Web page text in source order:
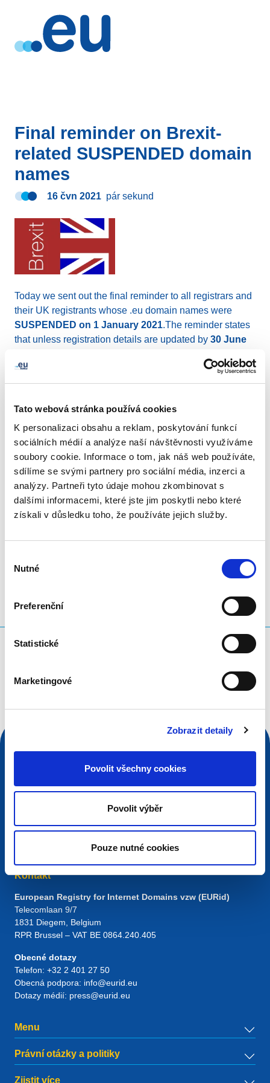
Tato webová stránka používá cookies
K personalizaci obsahu a reklam, poskytování funkcí
sociálních médií a analýze naší návštěvnosti využíváme
soubory cookie. Informace o tom, jak náš web používáte,
sdílíme se svými partnery pro sociální média, inzerci a
analýzy. Partneři tyto údaje mohou zkombinovat s
dalšími informacemi, které jste jim poskytli nebo které
získali v důsledku toho, že používáte jejich služby.
souhlasu
Nutné
Preferenční
Statistické
Marketingové
Zobrazit detaily
Povolit všechny cookies
Povolit výběr
Pouze nutné cookies
Final reminder on Brexit-
related SUSPENDED domain
names
16 čvn 2021 pár sekund
Today we sent out the final reminder to all registrars and
their UK registrants whose .eu domain names were
SUSPENDED on 1 January 2021.The reminder states
that unless registration details are updated by 30 June
July 2021
registrar and with us via info@eurid.eu
that any reinstatement request is submitted to us before
30 June 2021.
Please consult the dedicated Brexit page for further
infomration.
sdílet prostřednictvím LinkedInTwitterFacebook
Co hledáte?
Kontakt
European Registry for Internet Domains vzw (EURid)
Telecomlaan 9/7
1831 Diegem , Belgium
RPR Brussel – VAT BE 0864.240.405
Obecné dotazy
Telefon: +32 2 401 27 50
Obecná podpora: info@eurid.eu
Dotazy médií: press@eurid.eu
Menu
Právní otázky a politiky
Zjistit více